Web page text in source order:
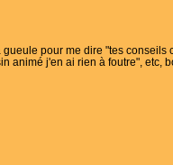
pour me dire "tes conseils
animé j'en ai rien à foutre", etc,